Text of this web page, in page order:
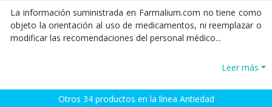
La información suministrada en Farmalium.com no tiene como
objeto la orientación al uso de medicamentos, ni reemplazar o
modificar las recomendaciones del personal médico...
Leer más
Otros 34 productos en la línea Antiedad